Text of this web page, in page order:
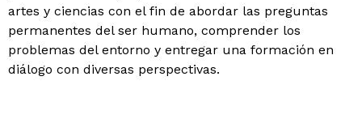
artes y ciencias con el fin de abordar las preguntas
permanentes del ser humano, comprender los
problemas del entorno y entregar una formación en
diálogo con diversas perspectivas.